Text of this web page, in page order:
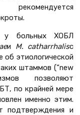
у больных ХОБЛ
и M. catharrhalisс
этиологической
штаммов (“new
позволяют
по крайней мере
именно этим.
подтверждения и